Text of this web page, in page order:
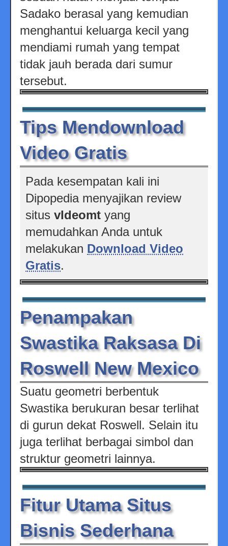
Sadako berasal yang kemudian
menghantui keluarga kecil yang
mendiami rumah yang tempat
tidak jauh berada dari sumur
tersebut.
Tips Mendownload
Video Gratis
Pada kesempatan kali ini
Dipopedia menyajikan review
situsvIdeomt yang
memudahkan Anda untuk
melakukan Download Video
Gratis.
Penampakan
Swastika Raksasa Di
Roswell New Mexico
Suatu geometri berbentuk
Swastika berukuran besar terlihat
di gurun dekat Roswell. Selain itu
juga terlihat berbagai simbol dan
struktur geometri lainnya.
Fitur Utama Situs
Bisnis Sederhana